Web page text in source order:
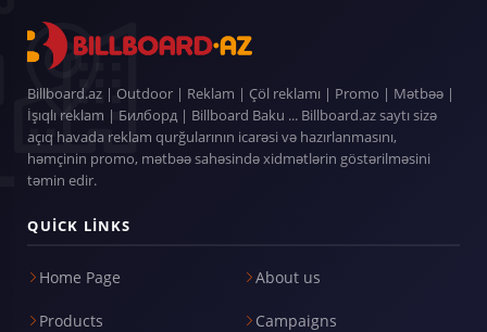
Billboard.az | Outdoor | Reklam | Çöl reklamı | Promo | Mətbəə |
İşıqlı reklam | Билборд | Billboard Baku ... Billboard.az saytı sizə
açıq havada reklam qurğularının icarəsi və hazırlanmasını,
həmçinin promo, mətbəə sahəsində xidmətlərin göstərilməsini
təmin edir.
QUICK LINKS
Home Page
Products
About us
Campaigns